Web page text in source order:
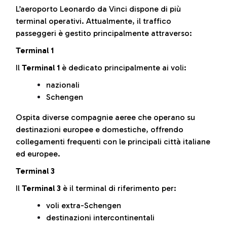
L’aeroporto Leonardo da Vinci dispone di più
terminal operativi. Attualmente, il traffico
passeggeri è gestito principalmente attraverso:
Terminal 1
Il Terminal 1 è dedicato principalmente ai voli:
nazionali
Schengen
Ospita diverse compagnie aeree che operano su
destinazioni europee e domestiche, offrendo
collegamenti frequenti con le principali città italiane
ed europee.
Terminal 3
Il Terminal 3 è il terminal di riferimento per:
voli extra-Schengen
destinazioni intercontinentali